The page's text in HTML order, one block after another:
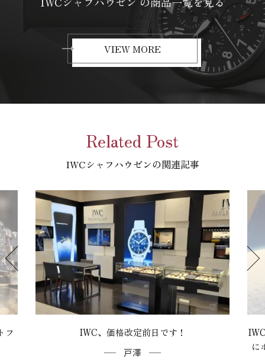
VIEW MORE
Related Post
IWCシャフハウゼンの関連記事
フ
IWC、価格改定前日です！
戸澤
に